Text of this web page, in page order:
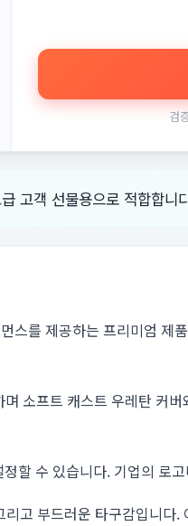
검
고객 선물용으로 적합합니
스를 제공하는 프리미엄 제
소프트 캐스트 우레탄 커
할 수 있습니다. 기업의 로
고 부드러운 타구감입니